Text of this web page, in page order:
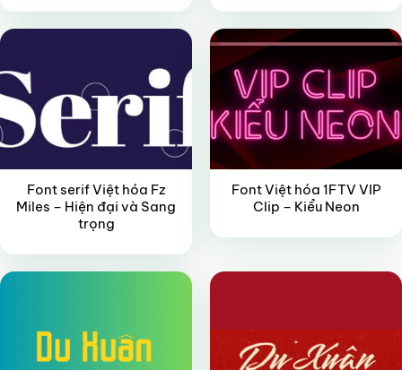
Font serif Việt hóa Fz
Miles – Hiện đại và Sang
trọng
Font Việt hóa 1FTV VIP
Clip – Kiểu Neon